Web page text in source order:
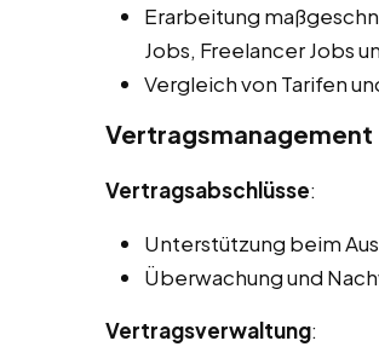
Erarbeitung
Jobs, Freelancer Jobs
Vergleich von Tarifen
Vertragsmanagement
Vertragsabschlüsse:
Unterstützung beim
Überwachung und
Vertragsverwaltung: